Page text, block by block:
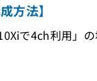
方法】
で4ch利用」